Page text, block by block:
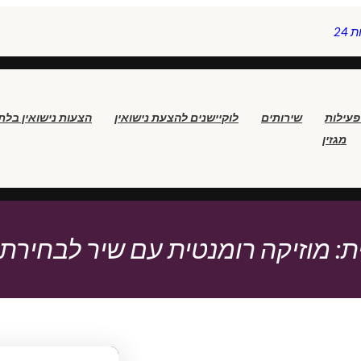
פעילות שירותים לוקיישנים להצעת נישואין
הצעות נישואין
מגזין
מוזיקה רומנטית עם שיר